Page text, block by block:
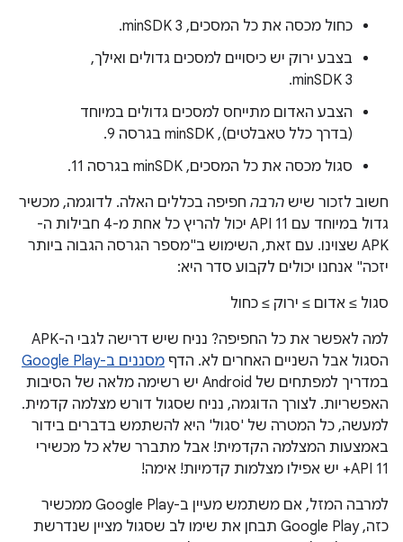
כחול מכסה את כל המסכים, minSDK 3.
בצבע ירוק יש כיסויים למסכים גדולים ואילך,
minSDK 3.
הצבע האדום מתייחס למסכים גדולים במיוחד
(בדרך כלל טאבלטים), minSDK בגרסה 9.
סגול מכסה את כל המסכים, minSDK בגרסה 11.
חשוב לזכור שיש הרבה חפיפה בכללים האלה. לדוגמה, מכשיר
גדול במיוחד עם API 11 יכול להריץ כל אחת מ-4 חבילות ה-
APK שצוינו. עם זאת, השימוש ב"מספר הגרסה הגבוה ביותר
יזכה" אנחנו יכולים לקבוע סדר היא:
סגול ≥ אדום ≥ ירוק ≥ כחול
למה לאפשר את כל החפיפה? נניח שיש דרישה לגבי ה-APK
הסגול אבל השניים האחרים לא. הדף מסננים ב-Google Play
במדריך למפתחים של Android יש רשימה מלאה של הסיבות
האפשריות. לצורך הדוגמה, נניח שסגול דורש מצלמה קדמית.
למעשה, כל המטרה של 'סגול' היא להשתמש בדברים בידור
באמצעות המצלמה הקדמית! אבל מתברר שלא כל מכשירי
API 11+ יש אפילו מצלמות קדמיות! אימה!
למרבה המזל, אם משתמש מעיין ב-Google Play ממכשיר
כזה, Google Play תבחן את שימו לב שסגול מציין שנדרשת